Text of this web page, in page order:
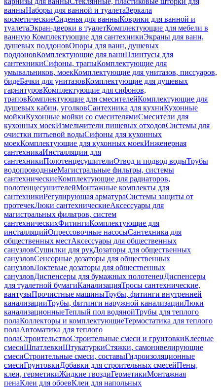
ванныНаборы для ванной и туалетаЗеркала
косметическиеСиденья для ванныКоврики для ванной и
туалетаЭкран-дверки в туалетКомплектующие для мебели в
ванную Комплектующие для сантехникиЭкраны для ванн,
душевых поддоновОпоры для ванн, душевых
поддоновКомплектующие для ваннПлинтусы для
сантехникиСифоны, трапыКомплектующие для
умывальников, моекКомплектующие для унитазов, писсуаров,
бидеБачки для унитазовКомплектующие для душевых
гарнитуровКомплектующие для сифонов,
траповКомплектующие для смесителейКомплектующие для
душевых кабин, уголковСантехника для кухниКухонные
мойкиКухонные мойки со смесителямиСмесители для
кухонных моекИзмельчители пищевых отходовСистемы для
очистки питьевой водыСифоны для кухонных
моекКомплектующие для кухонных моекИнженерная
сантехникаИнсталляции для
сантехникиПолотенцесушителиОтвод и подвод водыТрубы
водопроводныеМагистральные фильтры, системы
сантехническиеКомплектующие для радиаторов,
полотенцесушителейМонтажные комплекты для
сантехникиРегулирующая арматураСистемы защиты от
протечекЛюки сантехническиеАксессуары для
магистральных фильтров, систем
сантехническихФитингиКомплектующие для
инсталляцийОпрессовочные насосыСантехника для
общественных местАксессуары для общественных
санузловСушилки для рукДозаторы для общественных
санузловСенсорные дозаторы для общественных
санузловЛоктевые дозаторы для общественных
санузловДиспенсеры для бумажных полотенецДиспенсеры
для туалетной бумагиКанализацияТросы сантехнические,
вантузыПрочистные машиныТрубы, фитинги внутренней
канализацииТрубы, фитинги наружной канализацииЛюки
канализационныеТеплый пол водянойТрубы для теплого
полаКоллекторы и комплектующиеТермостатика для теплого
полаАвтоматика для теплого
полаСтроительствоСтроительные смеси и грунтовкиКлеевые
смесиШпатлевкиШтукатуркиСтяжки, самонивелирующие
смесиСтроительные смеси, составыГидроизоляционные
смесиГрунтовкиДобавки для строительных смесейПены,
клеи, герметикиЖидкие гвоздиГерметикиМонтажная
пенаКлеи для обоевКлеи для напольных